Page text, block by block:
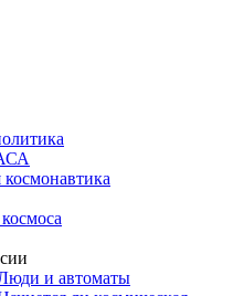
и автоматы